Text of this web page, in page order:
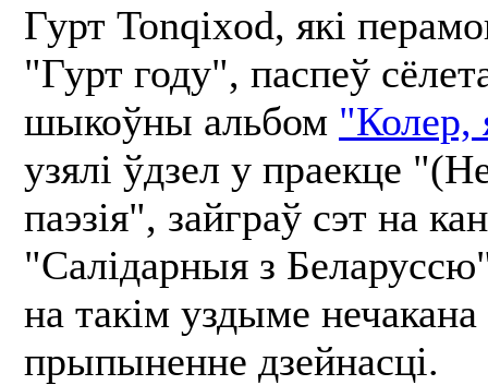
Гурт Tonqixod, які
"Гурт году", паспеў
шыкоўны альбом "Колер,
узялі ўдзел у праекце
паэзія", зайграў сэт на
"Салідарныя з
на такім уздыме нечакана
прыпыненне дзейнасці.